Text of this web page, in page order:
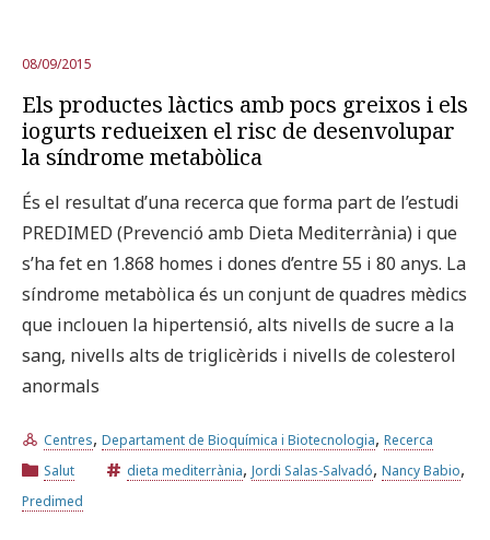
08/09/2015
Els productes làctics amb pocs greixos i els
iogurts redueixen el risc de desenvolupar
la síndrome metabòlica
És el resultat d’una recerca que forma part de l’estudi
PREDIMED (Prevenció amb Dieta Mediterrània) i que
s’ha fet en 1.868 homes i dones d’entre 55 i 80 anys. La
síndrome metabòlica és un conjunt de quadres mèdics
que inclouen la hipertensió, alts nivells de sucre a la
sang, nivells alts de triglicèrids i nivells de colesterol
anormals
Centres, Departament de Bioquímica i Biotecnologia, Recerca
Salut
dieta mediterrània, Jordi Salas-Salvadó, Nancy Babio,
Predimed